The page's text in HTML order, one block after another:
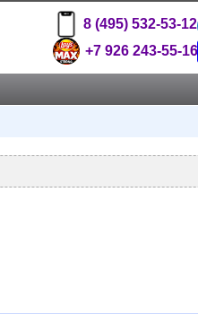
8 (495) 532-53-12
+7 926 243-55-16